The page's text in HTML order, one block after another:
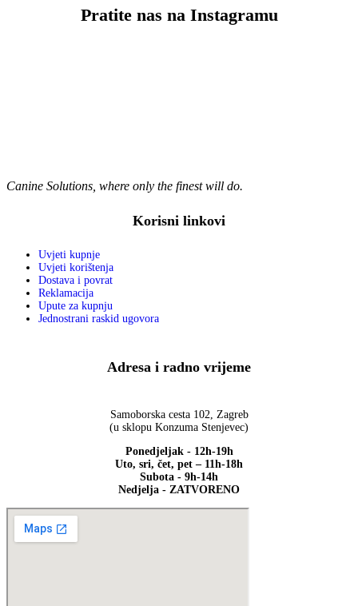
Pratite nas na Instagramu
Canine Solutions, where only the finest will do.
Korisni linkovi
Uvjeti kupnje
Uvjeti korištenja
Dostava i povrat
Reklamacija
Upute za kupnju
Jednostrani raskid ugovora
Adresa i radno vrijeme
Samoborska cesta 102, Zagreb
(u sklopu Konzuma Stenjevec)
Ponedjeljak - 12h-19h
Uto, sri, čet, pet – 11h-18h
Subota - 9h-14h
Nedjelja - ZATVORENO